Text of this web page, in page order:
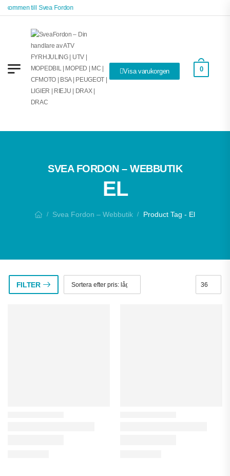
till Svea Fordon
Visa varukorgen 0
SVEA FORDON – WEBBUTIK
EL
/ Svea Fordon – Webbutik / Product Tag - El
FILTER